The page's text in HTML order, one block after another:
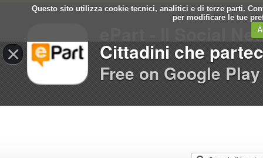
Questo sito utilizza cookie tecnici, analitici e di terze parti.
per modificare le tue
×
ePart - Il Social
Cittadini che
Free on Google Play